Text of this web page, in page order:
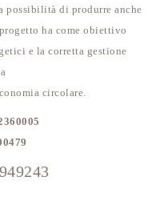
possibilità di produrre anche
ha come obiettivo
e la corretta gestione
circolare.